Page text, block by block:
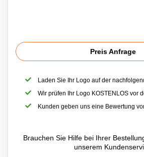
Preis Anfrage
Laden Sie Ihr Logo auf der
Wir prüfen Ihr Logo KOSTENLOS vor
Kunden geben uns eine Bewertung
Brauchen Sie Hilfe bei Ihrer
unserem